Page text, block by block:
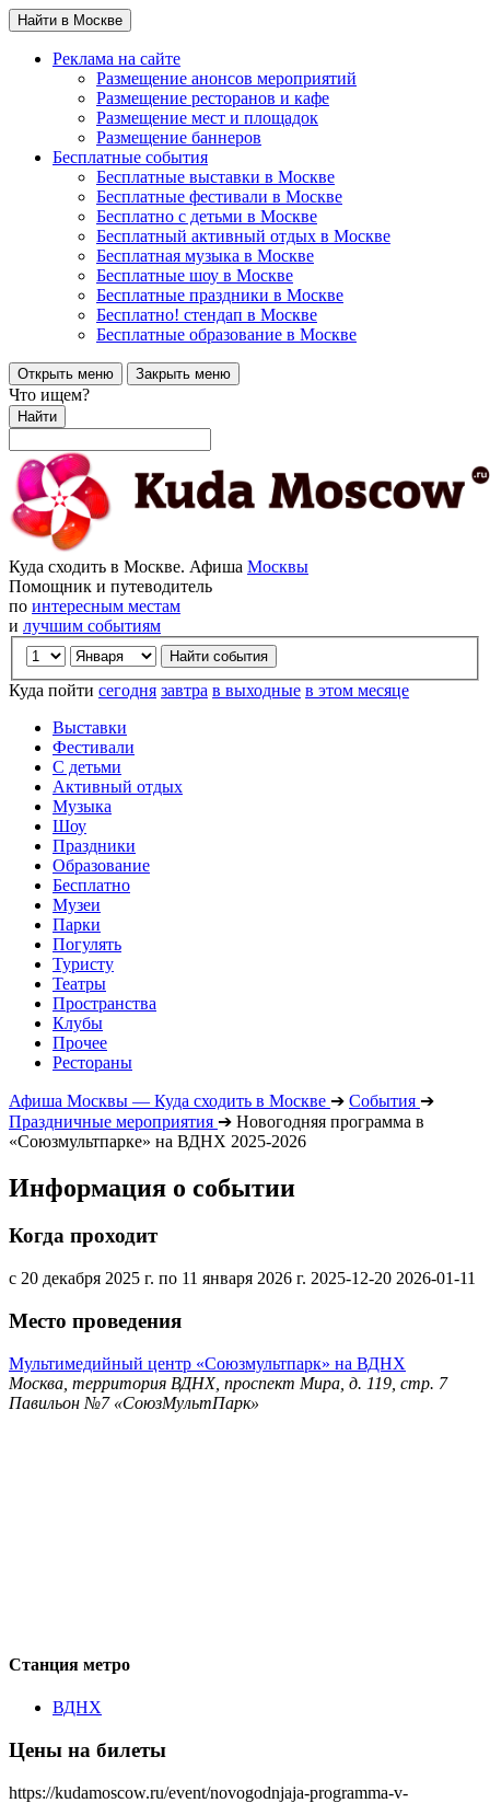
Найти в Москве
Реклама на сайте
Размещение анонсов мероприятий
Размещение ресторанов и кафе
Размещение мест и площадок
Размещение баннеров
Бесплатные события
Бесплатные выставки в Москве
Бесплатные фестивали в Москве
Бесплатно с детьми в Москве
Бесплатный активный отдых в Москве
Бесплатная музыка в Москве
Бесплатные шоу в Москве
Бесплатные праздники в Москве
Бесплатно! стендап в Москве
Бесплатные образование в Москве
Открыть меню Закрыть меню
Что ищем?
Найти
Куда сходить в Москве. Афиша Москвы
Помощник и путеводитель
по интересным местам
и лучшим событиям
Куда пойти сегодня завтра в выходные в этом месяце
Выставки
Фестивали
С детьми
Активный отдых
Музыка
Шоу
Праздники
Образование
Бесплатно
Музеи
Парки
Погулять
Туристу
Театры
Пространства
Клубы
Прочее
Рестораны
Афиша Москвы — Куда сходить в Москве ➔ События ➔
Праздничные мероприятия ➔ Новогодняя программа в
«Союзмультпарке» на ВДНХ 2025-2026
Информация о событии
Когда проходит
с 20 декабря 2025 г. по 11 января 2026 г. 2025-12-20 2026-01-11
Место проведения
Мультимедийный центр «Союзмультпарк» на ВДНХ
Москва, территория ВДНХ, проспект Мира, д. 119, стр. 7
Павильон №7 «СоюзМультПарк»
Станция метро
ВДНХ
Цены на билеты
https://kudamoscow.ru/event/novogodnjaja-programma-v-